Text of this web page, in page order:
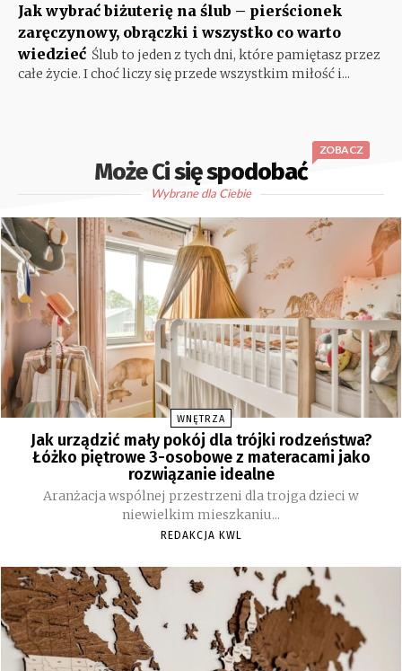
Jak wybrać biżuterię na ślub – pierścionek
zaręczynowy, obrączki i wszystko co warto
wiedzieć Ślub to jeden z tych dni, które pamiętasz przez
całe życie. I choć liczy się przede wszystkim miłość i...
Może Ci się spodobać
ZOBACZ
Wybrane dla Ciebie
WNĘTRZA
Jak urządzić mały pokój dla trójki rodzeństwa?
Łóżko piętrowe 3-osobowe z materacami jako
rozwiązanie idealne
Aranżacja wspólnej przestrzeni dla trojga dzieci w
niewielkim mieszkaniu...
REDAKCJA KWL